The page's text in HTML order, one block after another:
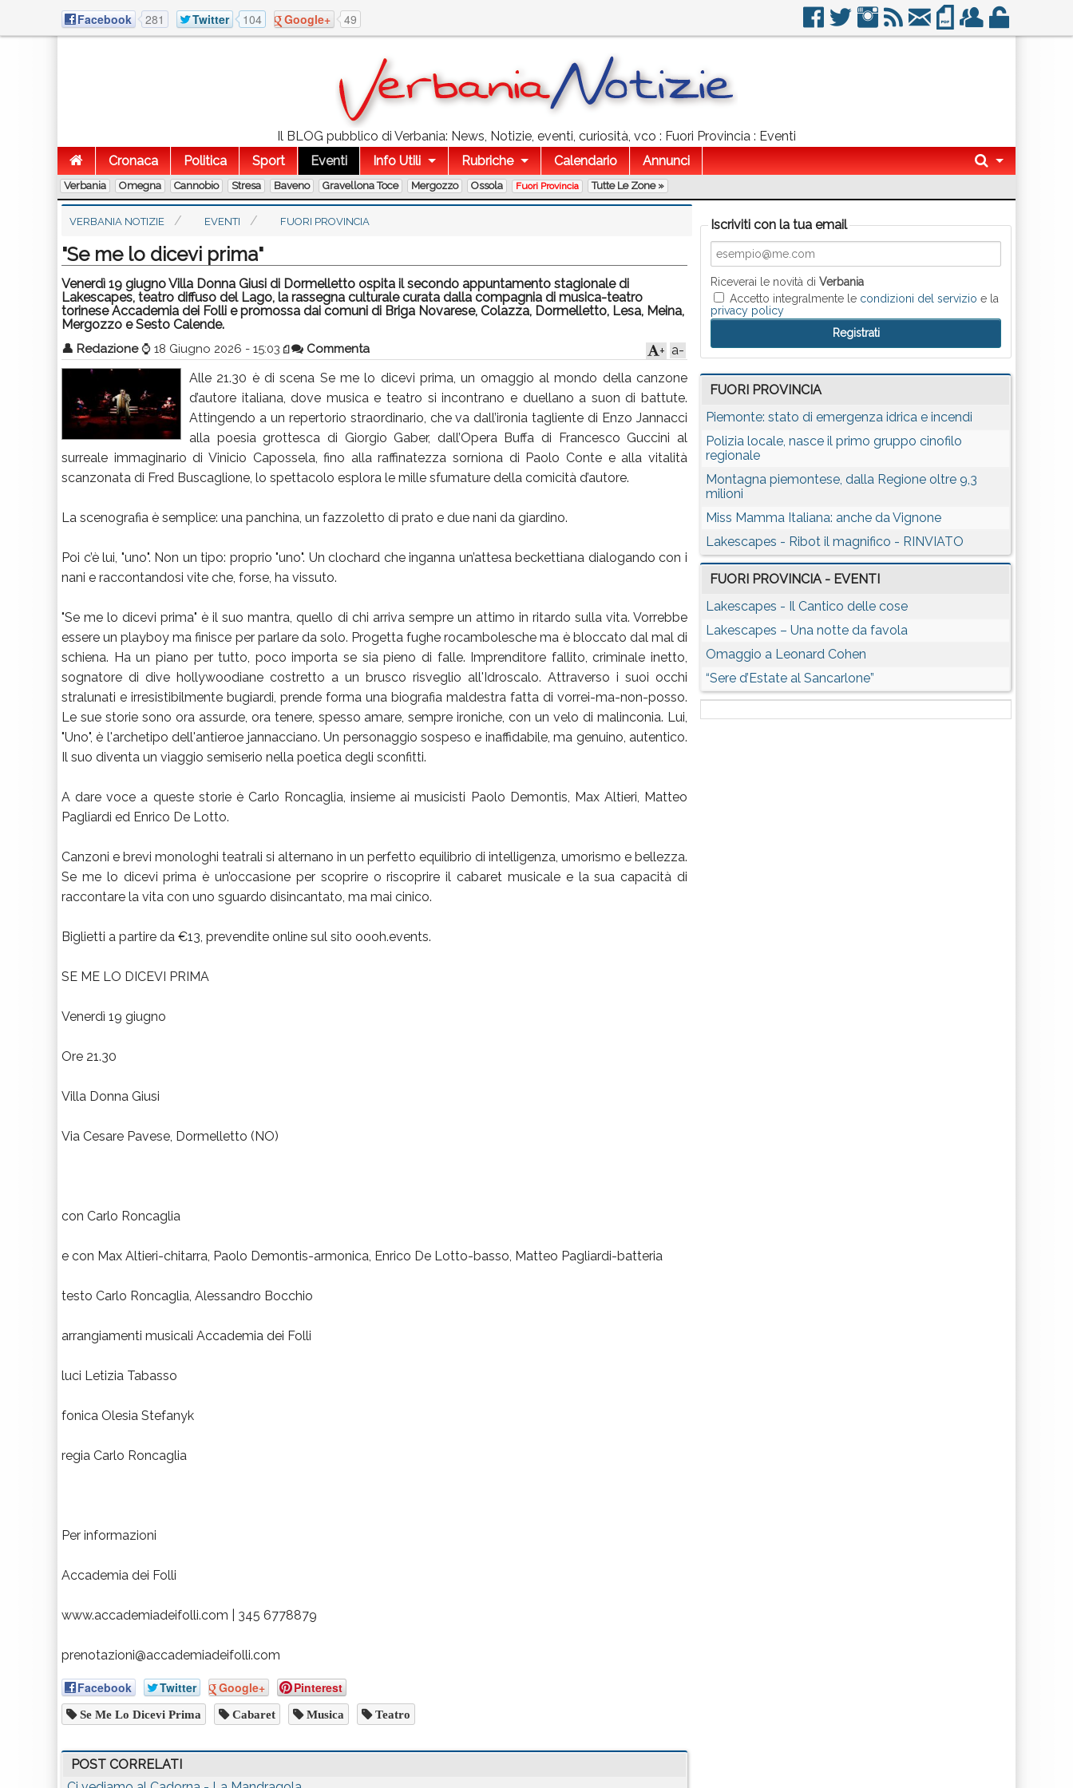
Facebook 281 Twitter 104 Google+ 49
Il BLOG pubblico di Verbania: News, Notizie, eventi, curiosità, vco : Fuori Provincia : Eventi
Cronaca
Politica Sport Eventi Info Utili Rubriche Calendario Annunci
Verbania Omegna Cannobio Stresa Baveno Gravellona Toce Mergozzo Ossola Fuori Provincia Tutte Le Zone »
VERBANIA NOTIZIE EVENTI FUORI PROVINCIA
"Se me lo dicevi prima"
Venerdì 19 giugno Villa Donna Giusi di Dormelletto ospita il secondo appuntamento stagionale di
Lakescapes, teatro diffuso del Lago, la rassegna culturale curata dalla compagnia di musica-teatro
torinese Accademia dei Folli e promossa dai comuni di Briga Novarese, Colazza, Dormelletto, Lesa, Meina,
Mergozzo e Sesto Calende.
👤 Redazione ⌚ 18 Giugno 2026 - 15:03 Commenta a-
+
Alle 21.30 è di scena Se me lo dicevi prima, un omaggio al mondo della canzone
d’autore italiana, dove musica e teatro si incontrano e duellano a suon di battute.
Attingendo a un repertorio straordinario, che va dall’ironia tagliente di Enzo Jannacci
alla poesia grottesca di Giorgio Gaber, dall’Opera Buffa di Francesco Guccini al
surreale immaginario di Vinicio Capossela, fino alla raffinatezza sorniona di Paolo Conte e alla vitalità
scanzonata di Fred Buscaglione, lo spettacolo esplora le mille sfumature della comicità d’autore.
La scenografia è semplice: una panchina, un fazzoletto di prato e due nani da giardino.
Poi c’è lui, "uno". Non un tipo: proprio "uno". Un clochard che inganna un’attesa beckettiana dialogando con i
nani e raccontandosi vite che, forse, ha vissuto.
"Se me lo dicevi prima" è il suo mantra, quello di chi arriva sempre un attimo in ritardo sulla vita. Vorrebbe
essere un playboy ma finisce per parlare da solo. Progetta fughe rocambolesche ma è bloccato dal mal di
schiena. Ha un piano per tutto, poco importa se sia pieno di falle. Imprenditore fallito, criminale inetto,
sognatore di dive hollywoodiane costretto a un brusco risveglio all'Idroscalo. Attraverso i suoi occhi
stralunati e irresistibilmente bugiardi, prende forma una biografia maldestra fatta di vorrei-ma-non-posso.
Le sue storie sono ora assurde, ora tenere, spesso amare, sempre ironiche, con un velo di malinconia. Lui,
"Uno", è l'archetipo dell'antieroe jannacciano. Un personaggio sospeso e inaffidabile, ma genuino, autentico.
Il suo diventa un viaggio semiserio nella poetica degli sconfitti.
A dare voce a queste storie è Carlo Roncaglia, insieme ai musicisti Paolo Demontis, Max Altieri, Matteo
Pagliardi ed Enrico De Lotto.
Canzoni e brevi monologhi teatrali si alternano in un perfetto equilibrio di intelligenza, umorismo e bellezza.
Se me lo dicevi prima è un’occasione per scoprire o riscoprire il cabaret musicale e la sua capacità di
raccontare la vita con uno sguardo disincantato, ma mai cinico.
Biglietti a partire da €13, prevendite online sul sito oooh.events.
SE ME LO DICEVI PRIMA
Venerdì 19 giugno
Ore 21.30
Villa Donna Giusi
Via Cesare Pavese, Dormelletto (NO)
con Carlo Roncaglia
e con Max Altieri-chitarra, Paolo Demontis-armonica, Enrico De Lotto-basso, Matteo Pagliardi-batteria
testo Carlo Roncaglia, Alessandro Bocchio
arrangiamenti musicali Accademia dei Folli
luci Letizia Tabasso
fonica Olesia Stefanyk
regia Carlo Roncaglia
Per informazioni
Accademia dei Folli
www.accademiadeifolli.com | 345 6778879
prenotazioni@accademiadeifolli.com
Facebook Twitter Google+ Pinterest
Se Me Lo Dicevi Prima Cabaret Musica Teatro
POST CORRELATI
Iscriviti con la tua email
Riceverai le novità diVerbania
Accetto integralmente le condizioni del servizio e la
privacy policy
FUORI PROVINCIA
Piemonte: stato di emergenza idrica e incendi
Polizia locale, nasce il primo gruppo cinofilo
regionale
Montagna piemontese, dalla Regione oltre 9,3
milioni
Miss Mamma Italiana: anche da Vignone
Lakescapes - Ribot il magnifico - RINVIATO
FUORI PROVINCIA - EVENTI
Lakescapes - Il Cantico delle cose
Lakescapes – Una notte da favola
Omaggio a Leonard Cohen
“Sere d’Estate al Sancarlone”